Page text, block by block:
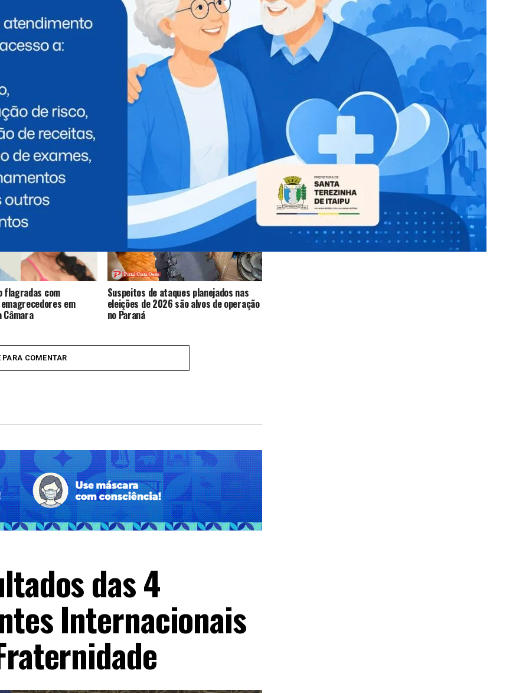
GOSTAR
das 4
Internacionais da
Governo Municipal realiza Estratégia de
Multivacinação para crianças e
adolescentes
flagradas com
em
Suspeitos de ataques planejados nas
eleições de 2026 são alvos de operação
no Paraná
PARA COMENTAR
das 4
Internacionais